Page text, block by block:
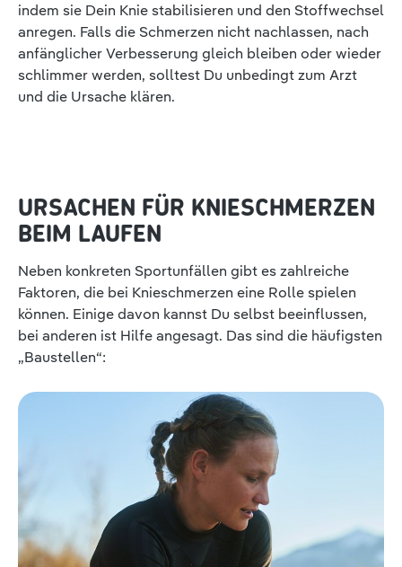
indem sie Dein Knie stabilisieren und den Stoffwechsel
anregen. Falls die Schmerzen nicht nachlassen, nach
anfänglicher Verbesserung gleich bleiben oder wieder
schlimmer werden, solltest Du unbedingt zum Arzt
und die Ursache klären.
URSACHEN FÜR KNIESCHMERZEN
BEIM LAUFEN
Neben konkreten Sportunfällen gibt es zahlreiche
Faktoren, die bei Knieschmerzen eine Rolle spielen
können. Einige davon kannst Du selbst beeinflussen,
bei anderen ist Hilfe angesagt. Das sind die häufigsten
„Baustellen“: